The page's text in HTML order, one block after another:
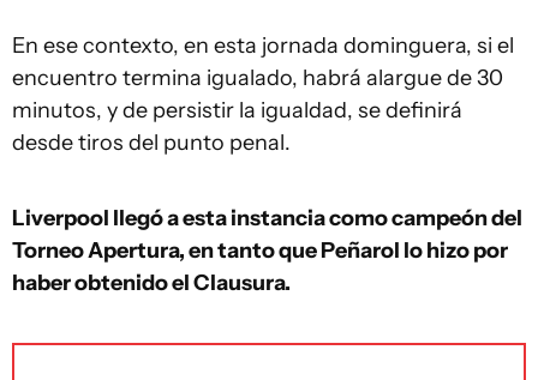
En ese contexto, en esta jornada dominguera, si el
encuentro termina igualado, habrá alargue de 30
minutos, y de persistir la igualdad, se definirá
desde tiros del punto penal.
Liverpool llegó a esta instancia como campeón del
Torneo Apertura, en tanto que Peñarol lo hizo por
haber obtenido el Clausura.